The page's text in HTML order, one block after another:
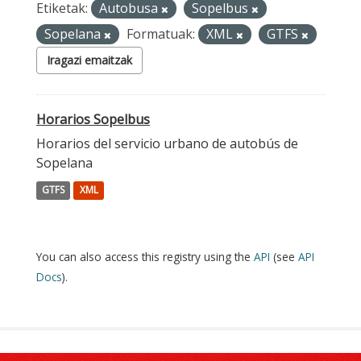
Etiketak: Autobusa
Sopelbus
Sopelana
Formatuak: XML GTFS
Iragazi emaitzak
Horarios Sopelbus
Horarios del servicio urbano de autobús de
Sopelana
GTFS XML
You can also access this registry using the API (see API
Docs).